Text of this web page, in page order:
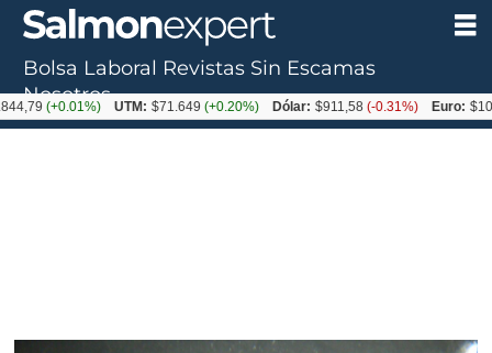
Bolsa Laboral Revistas Sin Escamas
Nosotros
(+0.01%) UTM: $71.649(+0.20%) Dólar: $911,58(-0.31%) Euro: $1053,36